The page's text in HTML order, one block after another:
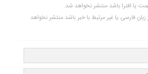
یا افترا باشد منتشر نخواهد شد.
زبان فارسی یا غیر مرتبط با خبر باشد منتشر نخواهد